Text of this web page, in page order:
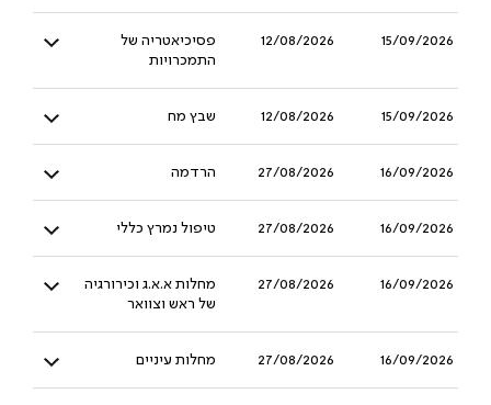
15/09/2026
12/08/2026
פסיכיאטריה של
התמכרויות
15/09/2026
12/08/2026 שבץ מח
16/09/2026
27/08/2026 הרדמה
16/09/2026
27/08/2026 טיפול נמרץ כללי
16/09/2026
27/08/2026
מחלות א.א.ג וכירורגיה
של ראש וצוואר
16/09/2026
27/08/2026 מחלות עיניים